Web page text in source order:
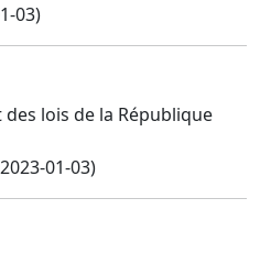
03)
lois de la République
01-03)